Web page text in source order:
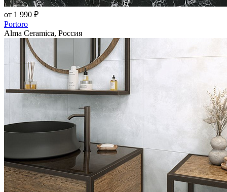
от 1 990 ₽
Portoro
Alma Ceramica, Россия